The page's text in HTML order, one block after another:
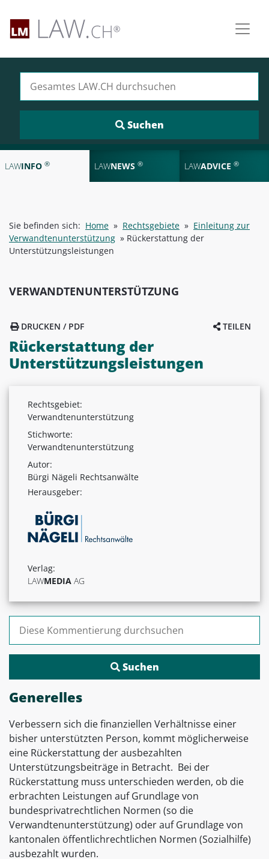
LAWINFO ® LAWNEWS ® LAWADVICE ®
Sie befinden sich: Home » Rechtsgebiete » Einleitung zur
Verwandtenunterstützung » Rückerstattung der
Unterstützungsleistungen
VERWANDTENUNTERSTÜTZUNG
TEILEN
DRUCKEN / PDF
Rückerstattung der
Unterstützungsleistungen
Rechtsgebiet:
Verwandtenunterstützung
Stichworte:
Verwandtenunterstützung
Autor:
Bürgi Nägeli Rechtsanwälte
Herausgeber:
Verlag:
LAWMEDIA AG
Suchen nach:
Generelles
Verbessern sich die finanziellen Verhältnisse einer
bisher unterstützten Person, kommt möglicherweise
eine Rückerstattung der ausbezahlten
Unterstützungsbeiträge in Betracht. Bei der
Rückerstattung muss unterschieden werden, ob die
erbrachten Leistungen auf Grundlage von
bundesprivatrechtlichen Normen (so die
Verwandtenunterstützung) oder auf Grundlage von
kantonalen öffentlichrechtlichen Normen (Sozialhilfe)
ausbezahlt wurden.